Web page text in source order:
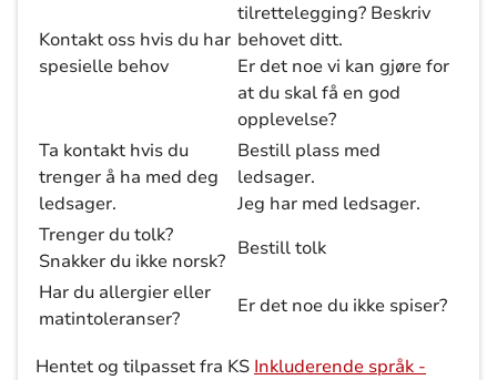
Kontakt oss hvis du har
spesielle behov
tilrettelegging? Beskriv
behovet ditt.
Er det noe vi kan gjøre for
at du skal få en god
opplevelse?
Ta kontakt hvis du
trenger å ha med deg
ledsager.
Bestill plass med
ledsager.
Jeg har med ledsager.
Trenger du tolk?
Snakker du ikke norsk?
Bestill tolk
Har du allergier eller
matintoleranser?
Er det noe du ikke spiser?
Hentet og tilpasset fra KS Inkluderende språk -